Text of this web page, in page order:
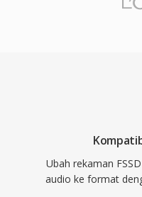
Ubah rekaman
audio ke format